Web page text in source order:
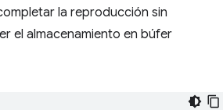
la reproducción sin
el almacenamiento en búfer